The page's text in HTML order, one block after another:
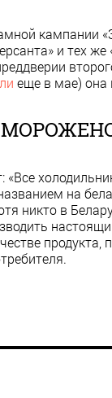
кампании
и тех
еще в мае) она
«Все
на
никто в